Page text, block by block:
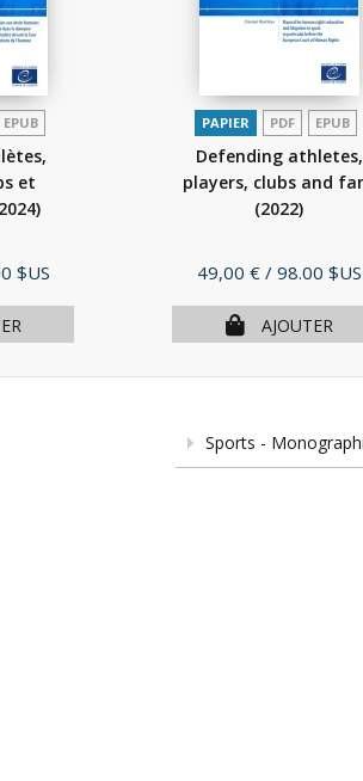
EPUB
et
$US
PAPIER PDF EPUB
Defending athletes,
players, clubs and
(2022)
Prix
49,00 € / 98.00 $US
AJOUTER
Sports -